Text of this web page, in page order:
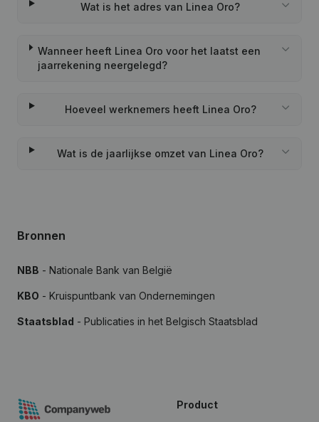
Wat is het adres van Linea Oro?
Wanneer heeft Linea Oro voor het laatst een
jaarrekening neergelegd?
Hoeveel werknemers heeft Linea Oro?
Wat is de jaarlijkse omzet van Linea Oro?
Bronnen
NBB - Nationale Bank van België
KBO - Kruispuntbank van Ondernemingen
Staatsblad - Publicaties in het Belgisch Staatsblad
Product